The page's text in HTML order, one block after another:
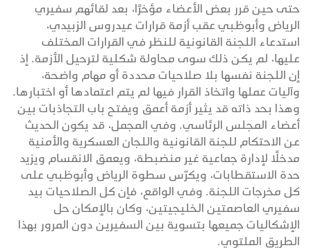
حتى حين قرر بعض الأعضاء مؤخرًا، بعد لقائهم سفيري
الرياض وأبوظبي عقب أزمة قرارات عيدروس الزبيدي،
استدعاء اللجنة القانونية للنظر في القرارات المختلف
عليها، لم يكن ذلك سوى محاولة شكلية لترحيل الأزمة. إذ
إن اللجنة نفسها بلا صلاحيات محددة أو مهام واضحة،
وآليات عملها واتخاذ القرار فيها لم يتم اعتمادها أو اختبارها.
وهذا بحد ذاته قد يثير أزمة أعمق ويفتح باب التجاذبات بين
أعضاء المجلس الرئاسي. وفي المجمل، قد يكون الحديث
عن الاحتكام للجنة القانونية واللجان العسكرية والأمنية
مدخلًا لإدارة جماعية غير منضبطة، ويعمق الانقسام ويزيد
حدة الاستقطابات، ويكرّس سطوة الرياض وأبوظبي على
كل مخرجات اللجنة. وفي الواقع، فإن كل الصلاحيات بيد
سفيري العاصمتين الخليجيتين، وكان بالإمكان حل
الإشكاليات جميعها بتسوية بين السفيرين دون المرور بهذا
الطريق الملتوي.